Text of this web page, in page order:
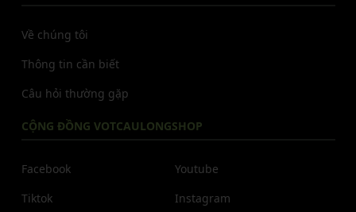
Về chúng tôi
Thông tin cần biết
Câu hỏi thường gặp
CỘNG ĐỒNG VOTCAULONGSHOP
Facebook
Tiktok
Youtube
Instagram